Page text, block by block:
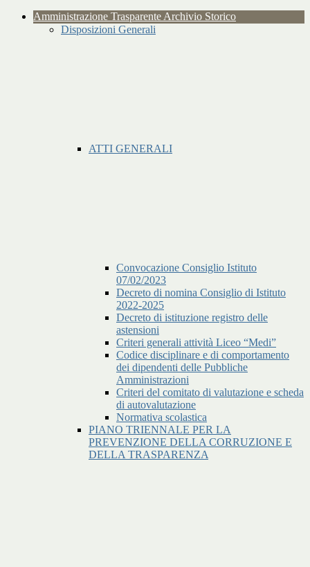
Amministrazione Trasparente Archivio Storico
Disposizioni Generali
ATTI GENERALI
Convocazione Consiglio Istituto
07/02/2023
Decreto di nomina Consiglio di Istituto
2022-2025
Decreto di istituzione registro delle
astensioni
Criteri generali attività Liceo “Medi”
Codice disciplinare e di comportamento
dei dipendenti delle Pubbliche
Amministrazioni
Criteri del comitato di valutazione e scheda
di autovalutazione
Normativa scolastica
PIANO TRIENNALE PER LA
PREVENZIONE DELLA CORRUZIONE E
DELLA TRASPARENZA